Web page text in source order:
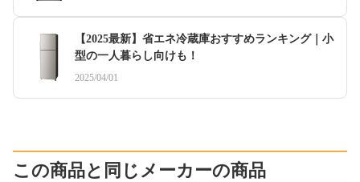
【2025最新】省エネ冷蔵庫おすすめランキング｜小
型の一人暮らし向けも！
2025/04/01
この商品と同じメーカーの商品